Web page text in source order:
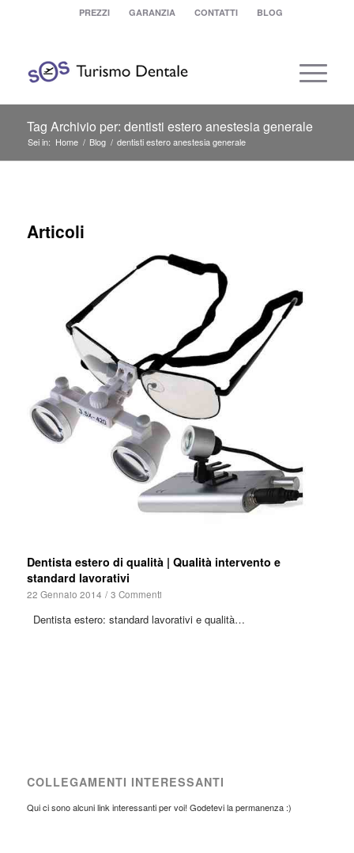
PREZZI GARANZIA CONTATTI BLOG
Tag Archivio per: dentisti estero anestesia generale
Sei in: Home / Blog / dentisti estero anestesia generale
Articoli
Dentista estero di qualità | Qualità intervento e
standard lavorativi
22 Gennaio 2014 / 3 Commenti
Dentista estero: standard lavorativi e qualità…
COLLEGAMENTI INTERESSANTI
Qui ci sono alcuni link interessanti per voi! Godetevi la permanenza :)